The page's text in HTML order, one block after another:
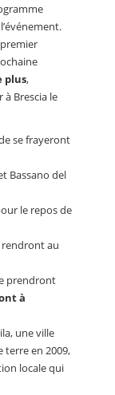
plus,
Brescia le
se frayeront
Bassano del
le repos de
rendront au
prendront
à
une ville
en 2009,
locale qui